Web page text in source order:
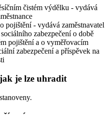
čistém výdělku - vydává
pojištění - vydává zaměstnavatel
zabezpečení o době
pojištění a o vyměřovacím
zabezpečení a příspěvek na
je lze uhradit